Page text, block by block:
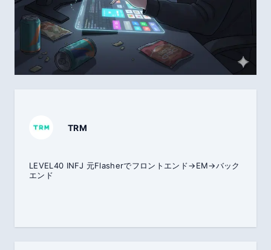
TRM
LEVEL40 INFJ 元Flasherでフロントエンド→EM→バック
エンド